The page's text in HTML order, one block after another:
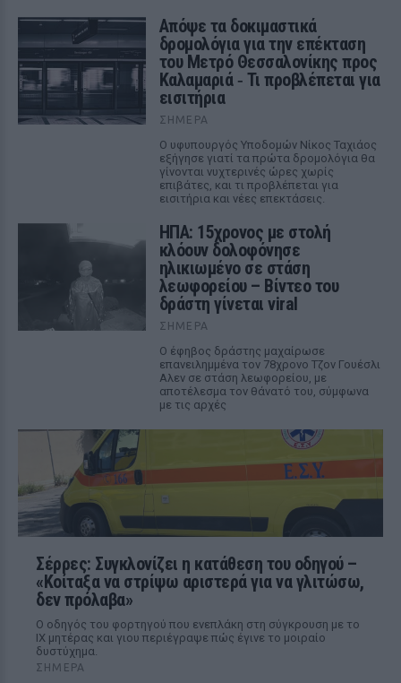
Απόψε τα δοκιμαστικά
δρομολόγια για την επέκταση
του Μετρό Θεσσαλονίκης προς
Καλαμαριά ‑ Τι προβλέπεται για
εισιτήρια
ΣΉΜΕΡΑ
Ο υφυπουργός Υποδομών Νίκος Ταχιάος
εξήγησε γιατί τα πρώτα δρομολόγια θα
γίνονται νυχτερινές ώρες χωρίς
επιβάτες, και τι προβλέπεται για
εισιτήρια και νέες επεκτάσεις.
ΗΠΑ: 15χρονος με στολή
κλόουν δολοφόνησε
ηλικιωμένο σε στάση
λεωφορείου – Βίντεο του
δράστη γίνεται viral
ΣΉΜΕΡΑ
Ο έφηβος δράστης μαχαίρωσε
επανειλημμένα τον 78χρονο Τζον Γουέσλι
Αλεν σε στάση λεωφορείου, με
αποτέλεσμα τον θάνατό του, σύμφωνα
με τις αρχές
Σέρρες: Συγκλονίζει η κατάθεση του οδηγού –
«Κοίταξα να στρίψω αριστερά για να γλιτώσω,
δεν πρόλαβα»
Ο οδηγός του φορτηγού που ενεπλάκη στη σύγκρουση με το
ΙΧ μητέρας και γιου περιέγραψε πώς έγινε το μοιραίο
δυστύχημα.
ΣΉΜΕΡΑ